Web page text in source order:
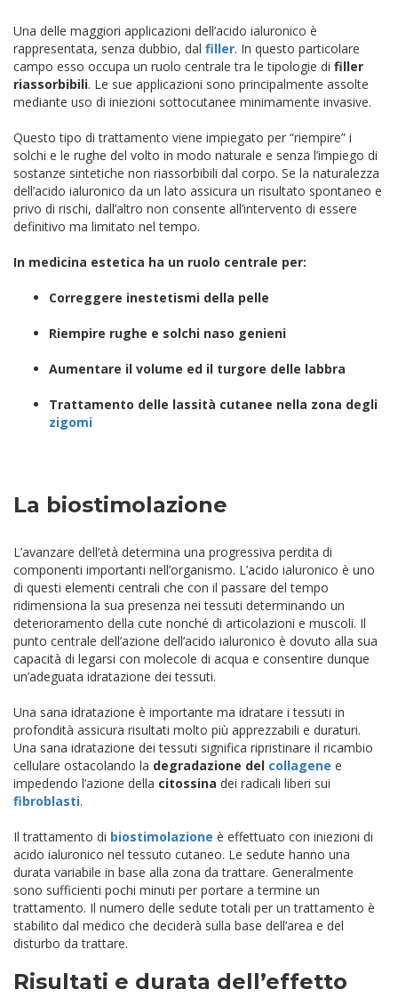
Una delle maggiori applicazioni dell’acido ialuronico è
rappresentata, senza dubbio, dal filler. In questo particolare
campo esso occupa un ruolo centrale tra le tipologie di filler
riassorbibili. Le sue applicazioni sono principalmente assolte
mediante uso di iniezioni sottocutanee minimamente invasive.
Questo tipo di trattamento viene impiegato per “riempire” i
solchi e le rughe del volto in modo naturale e senza l’impiego di
sostanze sintetiche non riassorbibili dal corpo. Se la naturalezza
dell’acido ialuronico da un lato assicura un risultato spontaneo e
privo di rischi, dall’altro non consente all’intervento di essere
definitivo ma limitato nel tempo.
In medicina estetica ha un ruolo centrale per:
Correggere inestetismi della pelle
Riempire rughe e solchi naso genieni
Aumentare il volume ed il turgore delle labbra
Trattamento delle lassità cutanee nella zona degli
zigomi
La biostimolazione
L’avanzare dell’età determina una progressiva perdita di
componenti importanti nell’organismo. L’acido ialuronico è uno
di questi elementi centrali che con il passare del tempo
ridimensiona la sua presenza nei tessuti determinando un
deterioramento della cute nonché di articolazioni e muscoli. Il
punto centrale dell’azione dell’acido ialuronico è dovuto alla sua
capacità di legarsi con molecole di acqua e consentire dunque
un’adeguata idratazione dei tessuti.
Una sana idratazione è importante ma idratare i tessuti in
profondità assicura risultati molto più apprezzabili e duraturi.
Una sana idratazione dei tessuti significa ripristinare il ricambio
cellulare ostacolando la degradazione del collagene e
impedendo l’azione della citossina dei radicali liberi sui
fibroblasti.
Il trattamento di biostimolazione è effettuato con iniezioni di
acido ialuronico nel tessuto cutaneo. Le sedute hanno una
durata variabile in base alla zona da trattare. Generalmente
sono sufficienti pochi minuti per portare a termine un
trattamento. Il numero delle sedute totali per un trattamento è
stabilito dal medico che deciderà sulla base dell’area e del
disturbo da trattare.
Risultati e durata dell’effetto